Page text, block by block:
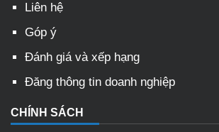
Liên hệ
Góp ý
Đánh giá và xếp hạng
Đăng thông tin doanh nghiệp
CHÍNH SÁCH